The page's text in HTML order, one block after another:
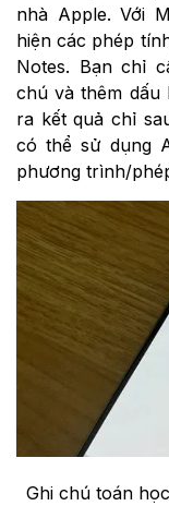
nhà Apple. Với
hiện các phép
Notes. Bạn chỉ
chú và thêm dấu
ra kết quả chỉ
có thể sử dụng
phương trình/
Ghi chú toán